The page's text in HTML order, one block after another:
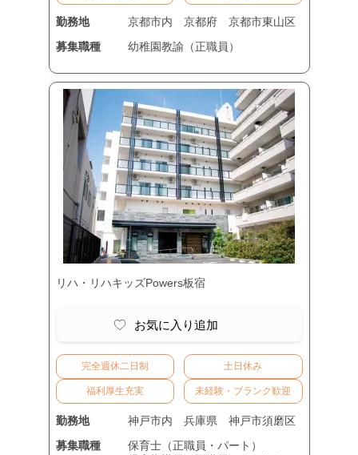
勤務地 京都市内 京都府
京都市東山区
募集職種
幼稚園教諭（正職員）
リハ・リハキッズPowers板宿
お気に入り追加
完全週休二日制 土日休み
福利厚生充実 未経験・ブランク歓迎
勤務地 神戸市内 兵庫県
神戸市須磨区
募集職種
保育士（正職員・パート）